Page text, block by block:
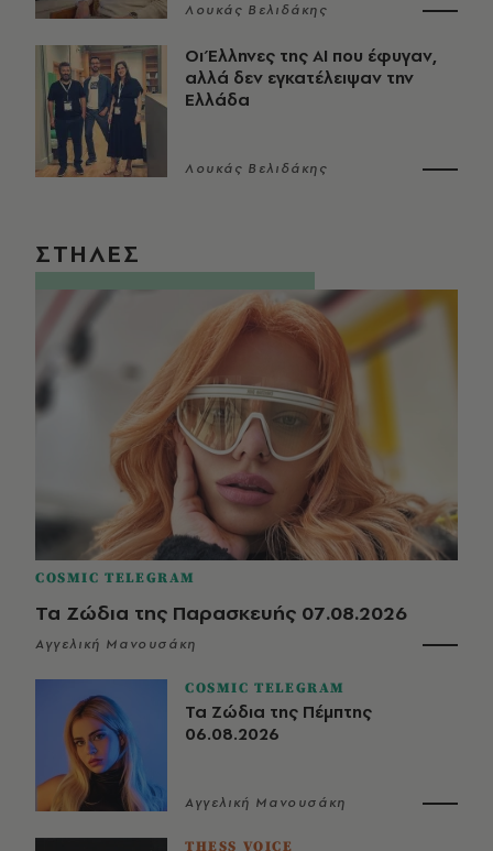
Λουκάς Βελιδάκης
Οι Έλληνες της ΑΙ που έφυγαν,
αλλά δεν εγκατέλειψαν την
Ελλάδα
Λουκάς Βελιδάκης
ΣΤΗΛΕΣ
COSMIC TELEGRAM
Τα Ζώδια της Παρασκευής 07.08.2026
Αγγελική Μανουσάκη
COSMIC TELEGRAM
Τα Ζώδια της Πέμπτης
06.08.2026
Αγγελική Μανουσάκη
THESS VOICE